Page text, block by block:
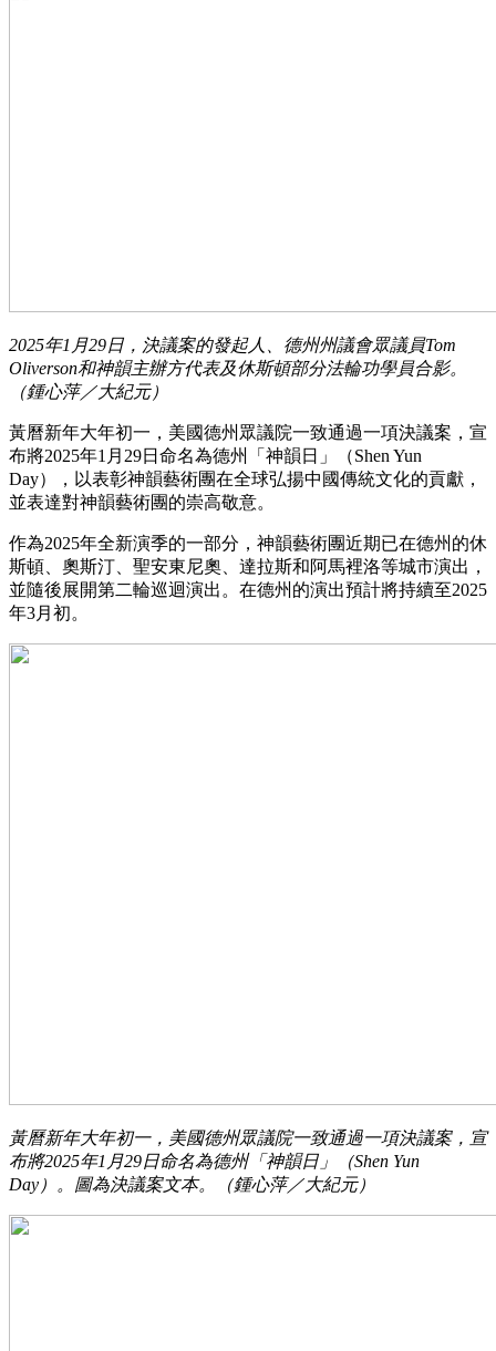
2025年1月29日，決議案的發起人、德州州議會眾議員Tom
Oliverson和神韻主辦方代表及休斯頓部分法輪功學員合影。
（鍾心萍／大紀元）
黃曆新年大年初一，美國德州眾議院一致通過一項決議案，宣
布將2025年1月29日命名為德州「神韻日」（Shen Yun
Day），以表彰神韻藝術團在全球弘揚中國傳統文化的貢獻，
並表達對神韻藝術團的崇高敬意。
作為2025年全新演季的一部分，神韻藝術團近期已在德州的休
斯頓、奧斯汀、聖安東尼奧、達拉斯和阿馬裡洛等城市演出，
並隨後展開第二輪巡迴演出。在德州的演出預計將持續至2025
年3月初。
黃曆新年大年初一，美國德州眾議院一致通過一項決議案，宣
布將2025年1月29日命名為德州「神韻日」（Shen Yun
Day）。圖為決議案文本。（鍾心萍／大紀元）